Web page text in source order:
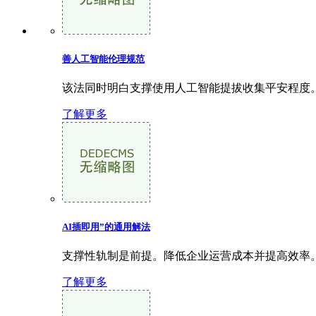
善人工智能伦理规范
该法同时明白支撑使用人工智能提拔收集平安程
了解更多
AI插即用”的通用解法
支撑性轨制是前提。降低企业运营成本并提高效
了解更多